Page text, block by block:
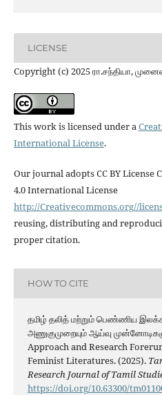
LICENSE
Copyright (c) 2025 ரா.சந்தியா,
This work is licensed under a
International License.
Our journal adopts CC BY
4.0 International License
http://Creativecommons.org//
reusing, distributing and
proper citation.
HOW TO CITE
தமிழ் தலித் மற்றும் பெண்ணிய
அணுகுமுறையும் ஆய்வு
Approach and Research
Feminist Literatures. (2025).
Research Journal of Tamil
https://doi.org/10.63300/